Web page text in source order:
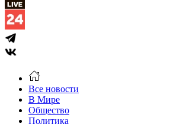
Все новости
В Мире
Общество
Политика